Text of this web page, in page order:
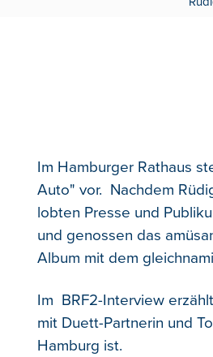
Im Hamburger Rathaus
Auto" vor. Nachdem
lobten Presse und
und genossen das
Album mit dem
Im BRF2-Interview
mit Duett-Partnerin und
Hamburg ist.